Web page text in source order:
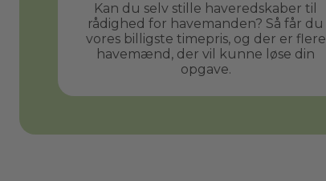
Kan du selv stille haveredskaber til
rådighed for havemanden? Så får du
vores billigste timepris, og der er flere
havemænd, der vil kunne løse din
opgave.